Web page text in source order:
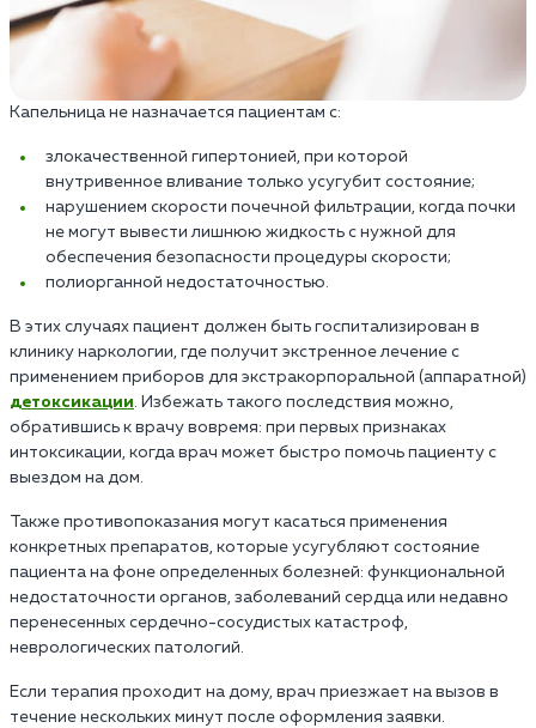
Капельница не назначается пациентам с:
злокачественной гипертонией, при которой
внутривенное вливание только усугубит состояние;
нарушением скорости почечной фильтрации, когда почки
не могут вывести лишнюю жидкость с нужной для
обеспечения безопасности процедуры скорости;
полиорганной недостаточностью.
В этих случаях пациент должен быть госпитализирован в
клинику наркологии, где получит экстренное лечение с
применением приборов для экстракорпоральной (аппаратной)
детоксикации. Избежать такого последствия можно,
обратившись к врачу вовремя: при первых признаках
интоксикации, когда врач может быстро помочь пациенту с
выездом на дом.
Также противопоказания могут касаться применения
конкретных препаратов, которые усугубляют состояние
пациента на фоне определенных болезней: функциональной
недостаточности органов, заболеваний сердца или недавно
перенесенных сердечно-сосудистых катастроф,
неврологических патологий.
Если терапия проходит на дому, врач приезжает на вызов в
течение нескольких минут после оформления заявки.